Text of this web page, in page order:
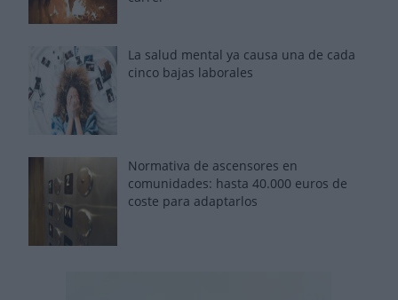
La salud mental ya causa una de cada
cinco bajas laborales
Normativa de ascensores en
comunidades: hasta 40.000 euros de
coste para adaptarlos